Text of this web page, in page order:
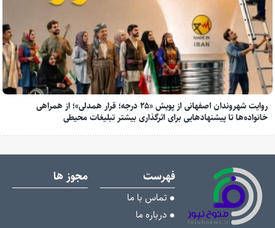
روایت شهروندان اصفهانی از پویش «۲۵ درجه؛ قرار همدلی»؛ از همراهی
خانواده‌ها تا پیشنهادهایی برای اثرگذاری بیشتر تبلیغات محیطی
فهرست
تماس با ما
درباره ما
مجوز ها